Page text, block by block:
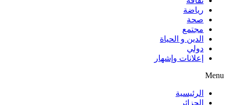
رياضة
صحة
مجتمع
الدين و الحياة
دولي
إعلانات وإشهار
Menu
الرئيسية
الجزائر